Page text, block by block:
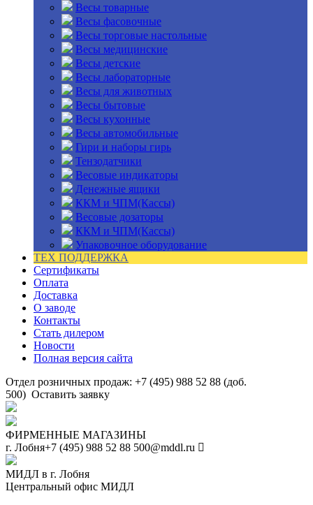
Весы товарные
Весы фасовочные
Весы торговые настольные
Весы медицинские
Весы детские
Весы лабораторные
Весы для животных
Весы бытовые
Весы кухонные
Весы автомобильные
Гири и наборы гирь
Тензодатчики
Весовые индикаторы
Денежные ящики
ККМ и ЧПМ(Кассы)
Весовые дозаторы
ККМ и ЧПМ(Кассы)
Упаковочное оборудование
ТЕХ ПОДДЕРЖКА
Сертификаты
Оплата
Доставка
О заводе
Контакты
Стать дилером
Новости
Полная версия сайта
Отдел розничных продаж: +7 (495) 988 52 88 (доб.
500) Оставить заявку
ФИРМЕННЫЕ МАГАЗИНЫ
г. Лобня+7 (495) 988 52 88 500@mddl.ru
МИДЛ в г. Лобня
Центральный офис МИДЛ